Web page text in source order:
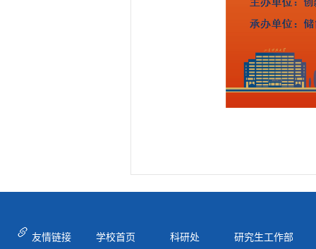
友情链接 学校首页 科研处 研究生工作部